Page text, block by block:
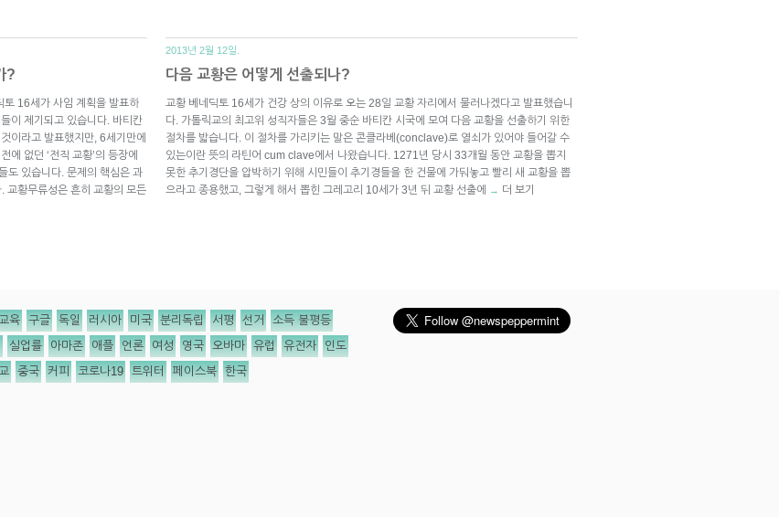
?
토 16세가 사임 계획을 발표하
이 제기되고 있습니다. 바티칸
이라고 발표했지만, 6세기만에
에 없던 ‘전직 교황’의 등장에
도 있습니다. 문제의 핵심은 과
교황무류성은 흔히 교황의 모든
2013년 2월 12일.
다음 교황은 어떻게 선출되나?
교황 베네딕토 16세가 건강 상의 이유로 오는 28일 교황 자리에서 물러나겠다고 발표했습니
다. 가톨릭교의 최고위 성직자들은 3월 중순 바티칸 시국에 모여 다음 교황을 선출하기 위한
절차를 밟습니다. 이 절차를 가리키는 말은 콘클라베(conclave)로 열쇠가 있어야 들어갈 수
있는이란 뜻의 라틴어 cum clave에서 나왔습니다. 1271년 당시 33개월 동안 교황을 뽑지
못한 추기경단을 압박하기 위해 시민들이 추기경들을 한 건물에 가둬놓고 빨리 새 교황을 뽑
으라고 종용했고, 그렇게 해서 뽑힌 그레고리 10세가 3년 뒤 교황 선출에
→ 더 보기
육 구글 독일 러시아 미국 분리독립 서평 선거 소득 불평등
실업률 아마존 애플 언론 여성 영국 오바마 유럽 유전자 인도
중국 커피 코로나19 트위터 페이스북 한국